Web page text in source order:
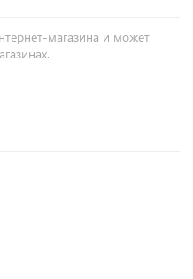
магазина и может